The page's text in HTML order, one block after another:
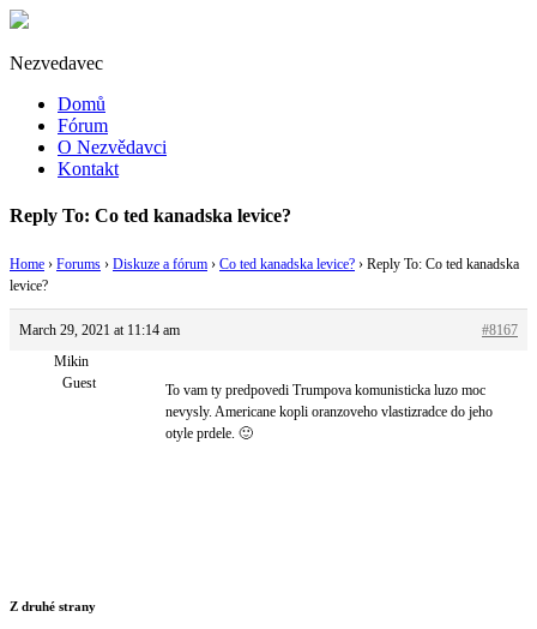
Nezvedavec
Domů
Fórum
O Nezvědavci
Kontakt
Reply To: Co ted kanadska levice?
Home › Forums › Diskuze a fórum › Co ted kanadska levice? › Reply To: Co ted kanadska
levice?
March 29, 2021 at 11:14 am
#8167
Mikin
Guest
To vam ty predpovedi Trumpova komunisticka luzo moc
nevysly. Americane kopli oranzoveho vlastizradce do jeho
otyle prdele. 🙂
Z druhé strany